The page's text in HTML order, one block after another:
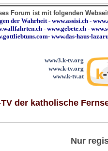
Forum ist mit folgenden
der Wahrheit-www.assisi.ch -
-www.gebete.ch -
-www.das-haus-
www3.k-tv.org
www.k-tv.org
www.k-tv.at
der katholische
Nur